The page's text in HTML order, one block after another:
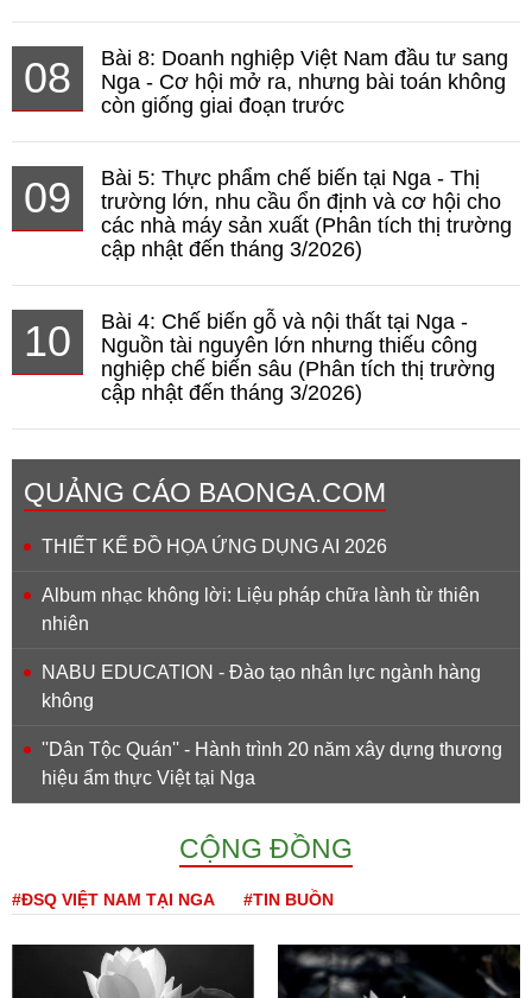
08
Bài 8: Doanh nghiệp Việt Nam đầu tư sang
Nga - Cơ hội mở ra, nhưng bài toán không
còn giống giai đoạn trước
09
Bài 5: Thực phẩm chế biến tại Nga - Thị
trường lớn, nhu cầu ổn định và cơ hội cho
các nhà máy sản xuất (Phân tích thị trường
cập nhật đến tháng 3/2026)
10
Bài 4: Chế biến gỗ và nội thất tại Nga -
Nguồn tài nguyên lớn nhưng thiếu công
nghiệp chế biến sâu (Phân tích thị trường
cập nhật đến tháng 3/2026)
QUẢNG CÁO BAONGA.COM
THIẾT KẾ ĐỒ HỌA ỨNG DỤNG AI 2026
Album nhạc không lời: Liệu pháp chữa lành từ thiên
nhiên
NABU EDUCATION - Đào tạo nhân lực ngành hàng
không
''Dân Tộc Quán'' - Hành trình 20 năm xây dựng thương
hiệu ẩm thực Việt tại Nga
CỘNG ĐỒNG
#ĐSQ VIỆT NAM TẠI NGA #TIN BUỒN